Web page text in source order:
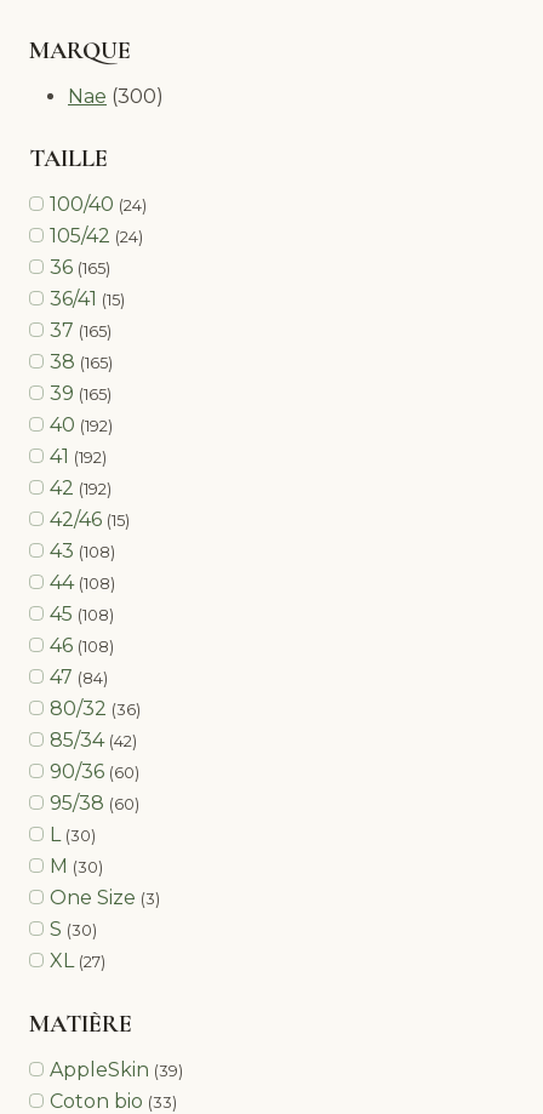
MARQUE
Nae (300)
TAILLE
100/40 (24)
105/42 (24)
36 (165)
36/41 (15)
37 (165)
38 (165)
39 (165)
40 (192)
41 (192)
42 (192)
42/46 (15)
43 (108)
44 (108)
45 (108)
46 (108)
47 (84)
80/32 (36)
85/34 (42)
90/36 (60)
95/38 (60)
L (30)
M (30)
One Size (3)
S (30)
XL (27)
MATIÈRE
AppleSkin (39)
Coton bio (33)